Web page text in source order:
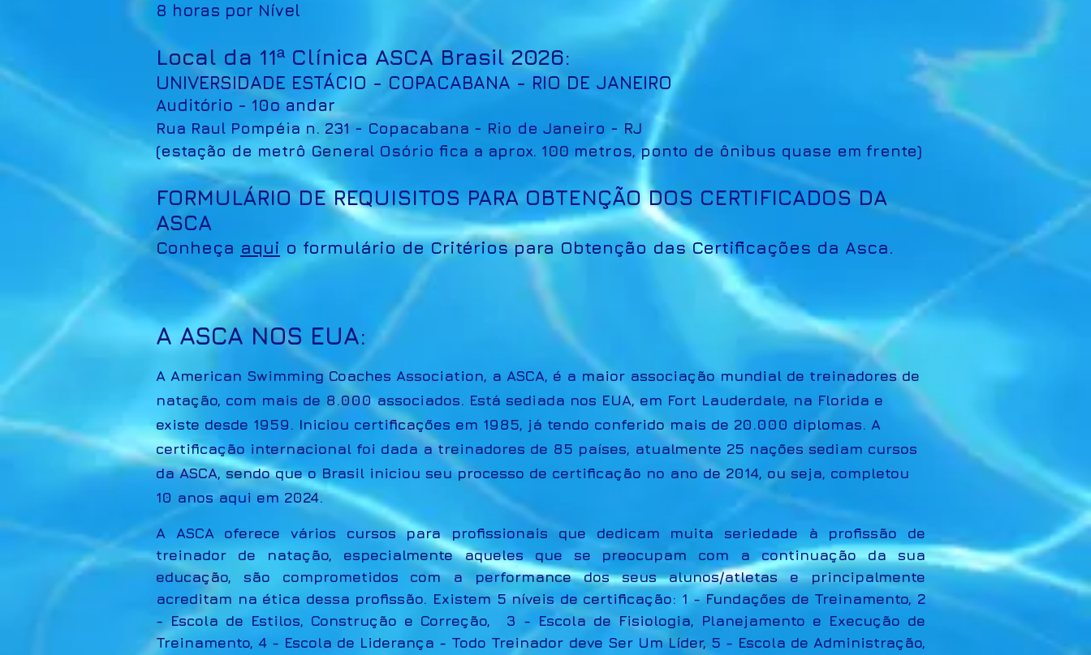
8 horas por Nível
Local da 11ª Clínica ASCA Brasil 2026:
UNIVERSIDADE ESTÁCIO - COPACABANA - RIO DE JANEIRO
Auditório - 10o andar
Rua Raul Pompéia n. 231 - Copacabana - Rio de Janeiro - RJ
(estação de metrô General Osório fica a aprox. 100 metros, ponto de ônibus quase em frente)
FORMULÁRIO DE REQUISITOS PARA OBTENÇÃO DOS CERTIFICADOS DA
ASCA
Conheça aqui o formulário de Critérios para Obtenção das Certificações da Asca.
AASCA NOS EUA:
A American Swimming Coaches Association, a ASCA, é a maior associação mundial de treinadores de
natação, com mais de 8.000 associados. Está sediada nos EUA, em Fort Lauderdale, na Florida e
existe desde 1959. Iniciou certificações em 1985, já tendo conferido mais de 20.000 diplomas. A
certificação internacional foi dada a treinadores de 85 países, atualmente 25 nações sediam cursos
da ASCA, sendo que o Brasil iniciou seu processo de certificação no ano de 2014, ou seja, completou
10 anos aqui em 2024.
A ASCA oferece vários cursos para profissionais que dedicam muita seriedade à profissão de
treinador de natação, especialmente aqueles que se preocupam com a continuação da sua
educação, são comprometidos com a performance dos seus alunos/atletas e principalmente
acreditam na ética dessa profissão. Existem 5 níveis de certificação: 1 - Fundações de Treinamento, 2
- Escola de Estilos, Construção e Correção, 3 - Escola de Fisiologia, Planejamento e Execução de
Treinamento, 4 - Escola de Liderança - Todo Treinador deve Ser Um Líder, 5 - Escola de Administração,